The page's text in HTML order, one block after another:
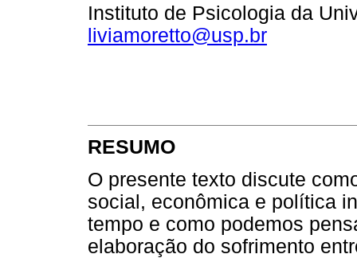
Instituto de Psicologia da
liviamoretto@usp.br
RESUMO
O presente texto discute
social, econômica e política
tempo e como podemos
elaboração do sofrimento